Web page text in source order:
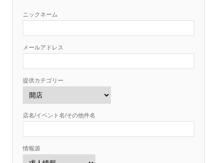
ニックネーム
メールアドレス
提供カテゴリー
店名/イベント名/その他件名
情報源